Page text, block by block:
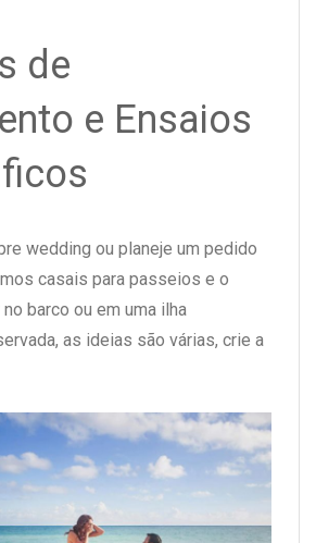
de
e Ensaios
wedding ou planeje um pedido
casais para passeios e o
barco ou em uma ilha
as ideias são várias, crie a